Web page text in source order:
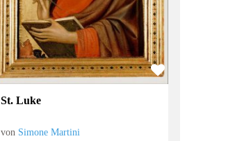
St. Luke
von Simone Martini